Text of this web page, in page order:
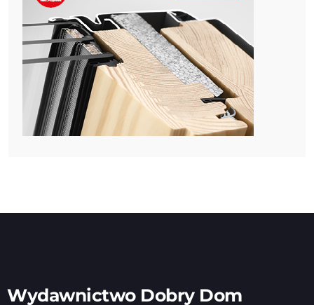
Wydawnictwo Dobry Dom